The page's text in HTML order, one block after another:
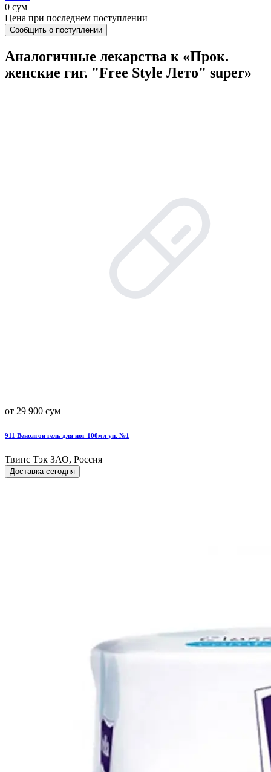
0 сум
Цена при последнем поступлении
Сообщить о поступлении
Аналогичные лекарства к «Прок.
женские гиг. "Free Style Лето" super»
от 29 900 сум
911 Венолгон гель для ног 100мл уп. №1
Твинс Тэк ЗАО, Россия
Доставка сегодня